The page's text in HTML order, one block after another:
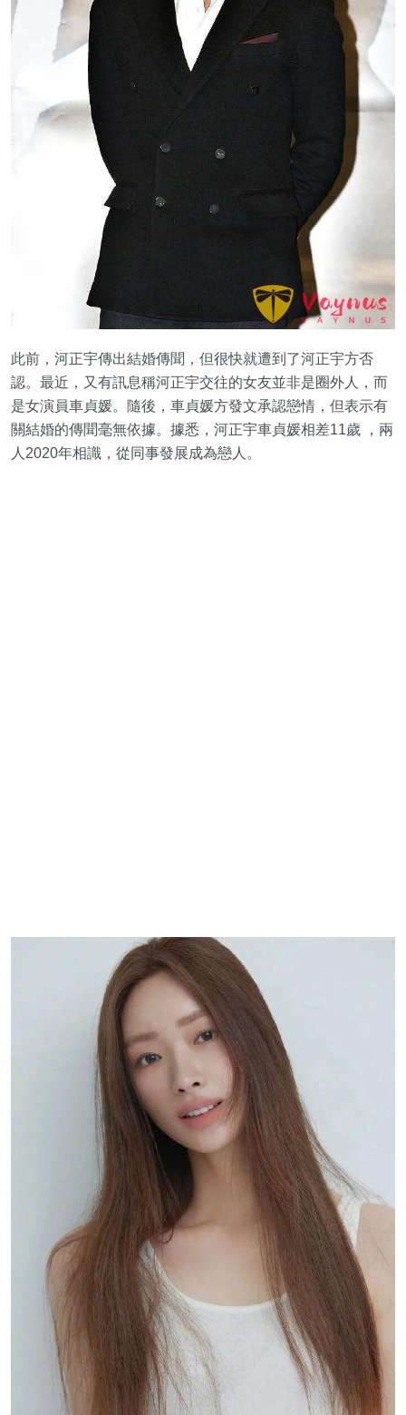
此前，河正宇傳出結婚傳聞，但很快就遭到了河正宇方否
認。最近，又有訊息稱河正宇交往的女友並非是圈外人，而
是女演員車貞媛。隨後，車貞媛方發文承認戀情，但表示有
關結婚的傳聞毫無依據。據悉，河正宇車貞媛相差11歲 ，兩
人2020年相識，從同事發展成為戀人。